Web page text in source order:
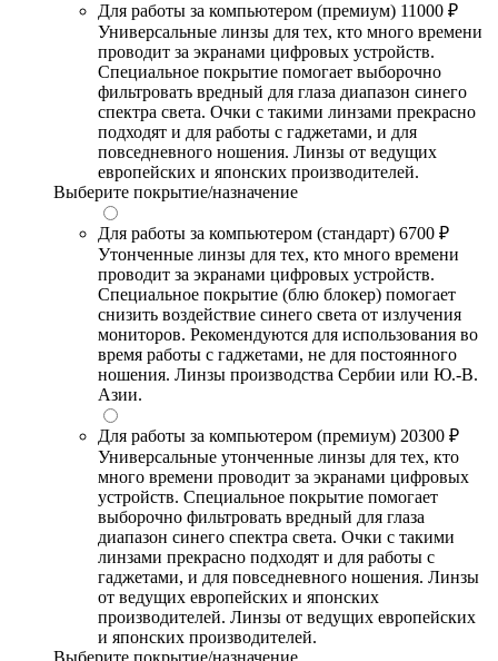
Для работы за компьютером (премиум) 11000 ₽
Универсальные линзы для тех, кто много времени
проводит за экранами цифровых устройств.
Специальное покрытие помогает выборочно
фильтровать вредный для глаза диапазон синего
спектра света. Очки с такими линзами прекрасно
подходят и для работы с гаджетами, и для
повседневного ношения. Линзы от ведущих
европейских и японских производителей.
Выберите покрытие/назначение
Для работы за компьютером (стандарт) 6700 ₽
Утонченные линзы для тех, кто много времени
проводит за экранами цифровых устройств.
Специальное покрытие (блю блокер) помогает
снизить воздействие синего света от излучения
мониторов. Рекомендуются для использования во
время работы с гаджетами, не для постоянного
ношения. Линзы производства Сербии или Ю.-В.
Азии.
Для работы за компьютером (премиум) 20300 ₽
Универсальные утонченные линзы для тех, кто
много времени проводит за экранами цифровых
устройств. Специальное покрытие помогает
выборочно фильтровать вредный для глаза
диапазон синего спектра света. Очки с такими
линзами прекрасно подходят и для работы с
гаджетами, и для повседневного ношения. Линзы
от ведущих европейских и японских
производителей. Линзы от ведущих европейских
и японских производителей.